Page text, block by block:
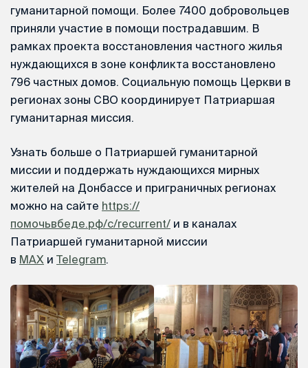
гуманитарной помощи. Более 7400 добровольцев
приняли участие в помощи пострадавшим. В
рамках проекта восстановления частного жилья
нуждающихся в зоне конфликта восстановлено
796 частных домов. Социальную помощь Церкви в
регионах зоны СВО координирует Патриаршая
гуманитарная миссия.
Узнать больше о Патриаршей гуманитарной
миссии и поддержать нуждающихся мирных
жителей на Донбассе и приграничных регионах
можно на сайте https://
помочьвбеде.рф/c/recurrent/ и в каналах
Патриаршей гуманитарной миссии
в MAX и Telegram.